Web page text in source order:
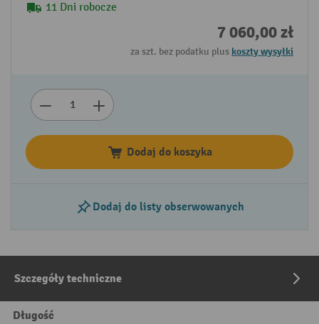
11 Dni robocze
7 060,00 zł
za szt. bez podatku plus koszty wysyłki
Dodaj do koszyka
Dodaj do listy obserwowanych
Szczegóły techniczne
Długość